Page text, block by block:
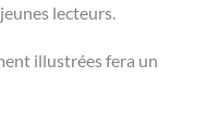
lecteurs.
illustrées fera un